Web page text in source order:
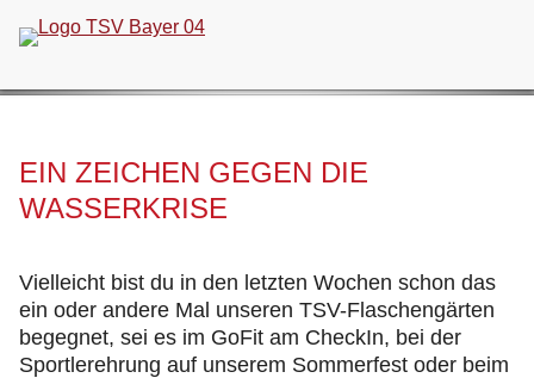
überspringen
EIN ZEICHEN GEGEN DIE
WASSERKRISE
Vielleicht bist du in den letzten Wochen schon das
ein oder andere Mal unseren TSV-Flaschengärten
begegnet, sei es im GoFit am CheckIn, bei der
Sportlerehrung auf unserem Sommerfest oder beim